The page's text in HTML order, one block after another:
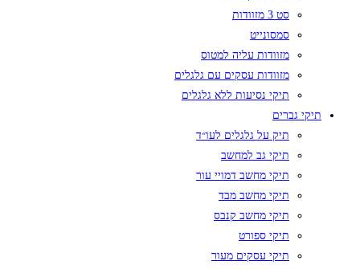
סט 3 מזוודות
סמסונייט
מזוודות עליה למטוס
מזוודות עסקים עם גלגלים
תיקי נסיעות ללא גלגלים
תיקי גברים
תיק על גלגלים לעו״ד
תיקי גב למחשב
תיקי מחשב דמויי עור
תיקי מחשב מבד
תיקי מחשב קנבס
תיקי ספורט
תיקי עסקים מעור